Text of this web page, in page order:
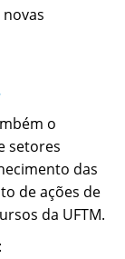
o
setores
das
de ações de
da UFTM.